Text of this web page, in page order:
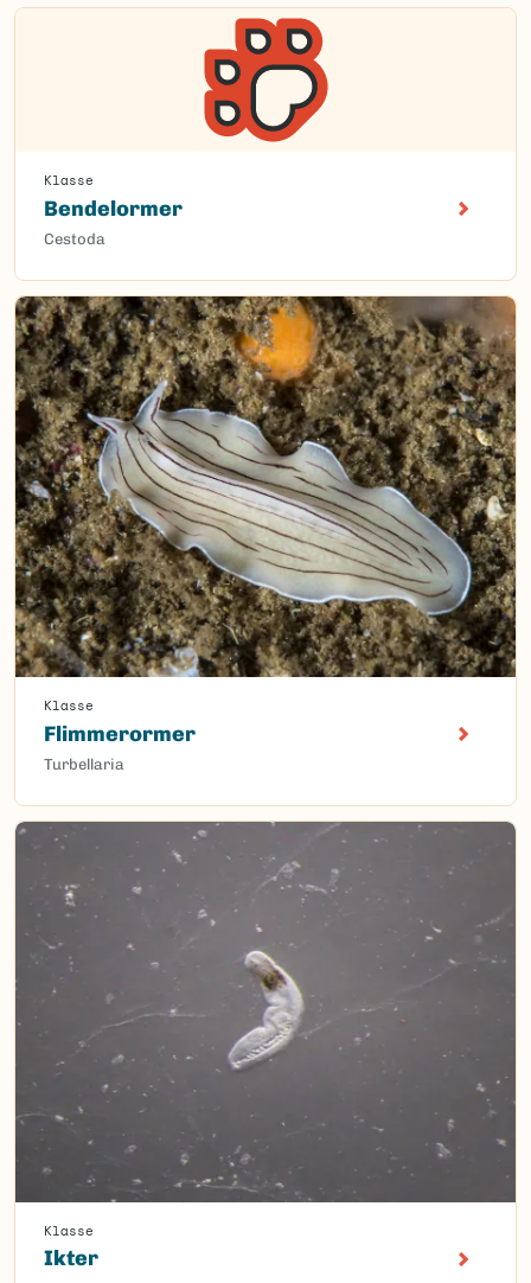
Klasse
Bendelormer
Cestoda
Klasse
Flimmerormer
Turbellaria
Klasse
Ikter